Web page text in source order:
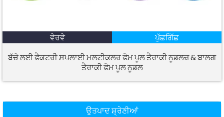
ਵੇਰਵੇ ਪੁੱਛਗਿੱਛ
ਬੱਚੇ ਲਈ ਫੈਕਟਰੀ ਸਪਲਾਈ ਮਲਟੀਕਲਰ ਫੋਮ ਪੂਲ ਤੈਰਾਕੀ ਨੂਡਲਜ਼ & ਬਾਲਗ
ਤੈਰਾਕੀ ਫੋਮ ਪੂਲ ਨੂਡਲ
ਉਤਪਾਦ ਸ਼੍ਰੇਣੀਆਂ